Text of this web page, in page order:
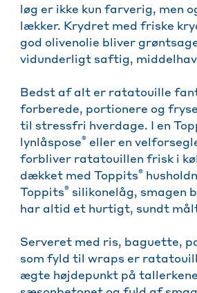
løg er ikke kun farverig, men
lækker. Krydret med friske
god olivenolie bliver
vidunderligt saftig,
Bedst af alt er ratatouille
forberede, portionere og
til stressfri hverdage. I en
lynlåspose® eller en
forbliver ratatouillen frisk i
dækket med Toppits®
Toppits® silikonelåg, smagen
har altid et hurtigt, sundt
Serveret med ris, baguette,
som fyld til wraps er
ægte højdepunkt på